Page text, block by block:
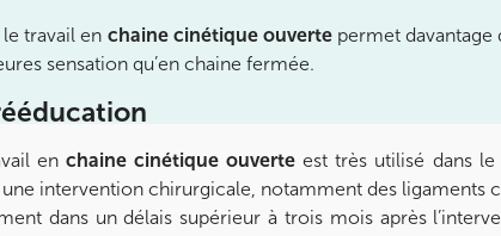
le travail en chaine cinétique ouvertepermet davantage
sensation qu’en chaine fermée.
enchaine cinétique ouverte est très utilisé dans
une intervention chirurgicale, notamment des ligaments
dans un délais supérieur à trois mois après